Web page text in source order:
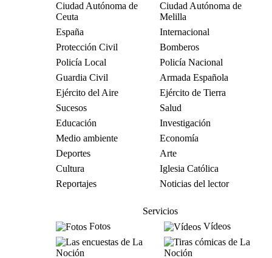
Ciudad Autónoma de
Ceuta
Ciudad Autónoma de
Melilla
España
Internacional
Protección Civil
Bomberos
Policía Local
Policía Nacional
Guardia Civil
Armada Española
Ejército del Aire
Ejército de Tierra
Sucesos
Salud
Educación
Investigación
Medio ambiente
Economía
Deportes
Arte
Cultura
Iglesia Católica
Reportajes
Noticias del lector
Servicios
Fotos
Vídeos